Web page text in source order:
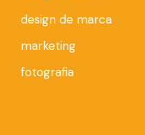
design de marca
marketing
fotografia